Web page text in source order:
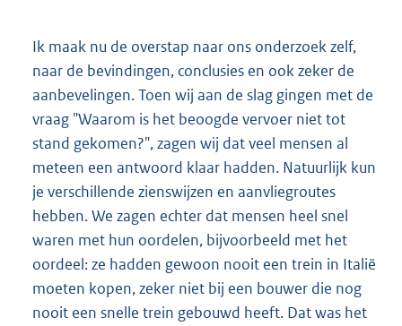
Ik maak nu de overstap naar ons onderzoek zelf,
naar de bevindingen, conclusies en ook zeker de
aanbevelingen. Toen wij aan de slag gingen met de
vraag "Waarom is het beoogde vervoer niet tot
stand gekomen?", zagen wij dat veel mensen al
meteen een antwoord klaar hadden. Natuurlijk kun
je verschillende zienswijzen en aanvliegroutes
hebben. We zagen echter dat mensen heel snel
waren met hun oordelen, bijvoorbeeld met het
oordeel: ze hadden gewoon nooit een trein in Italië
moeten kopen, zeker niet bij een bouwer die nog
nooit een snelle trein gebouwd heeft. Dat was het